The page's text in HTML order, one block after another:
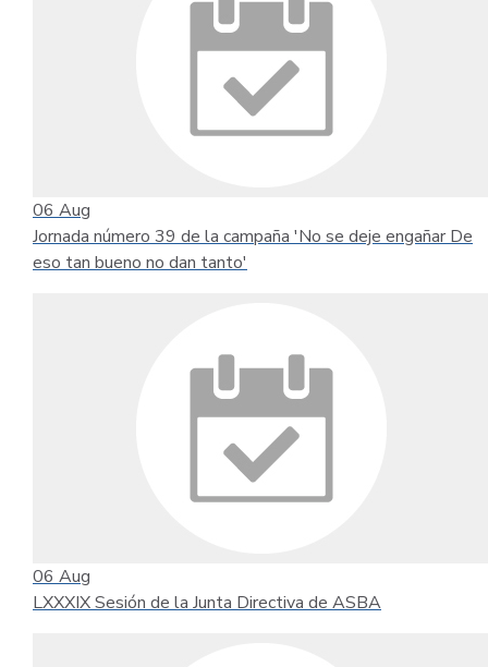
06 Aug
Jornada número 39 de la campaña 'No se deje engañar De
eso tan bueno no dan tanto'
06 Aug
LXXXIX Sesión de la Junta Directiva de ASBA